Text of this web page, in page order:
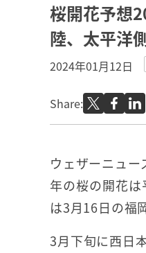
桜開花予想
陸、太平洋
2024年01月12日
Share:
ウェザーニュ
年の桜の開花
は3月16日の福
3月下旬に西日